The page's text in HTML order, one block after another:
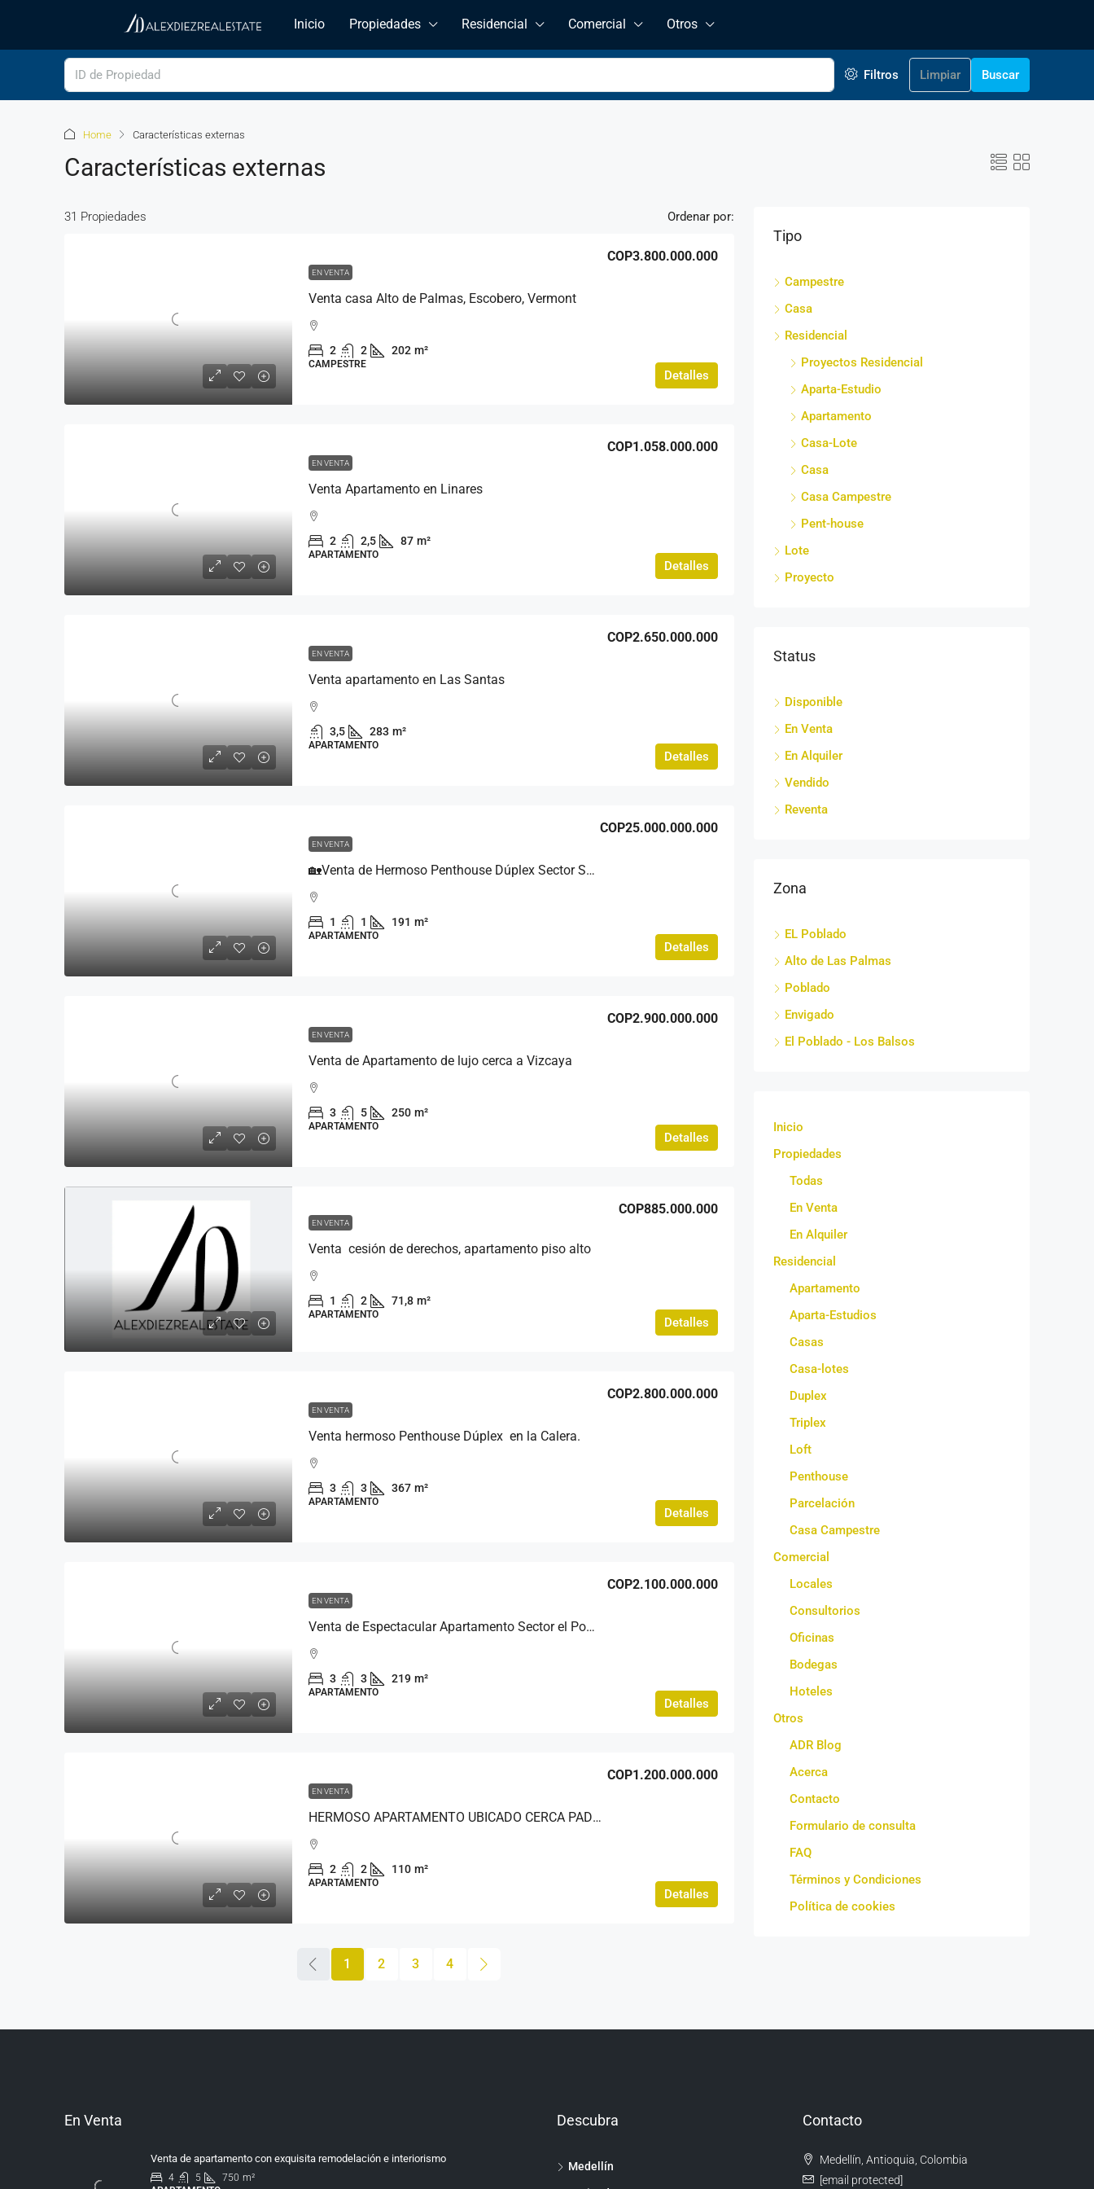
Inicio Propiedades Residencial Comercial Otros
Filtros Limpiar Buscar
Home Características externas
Características externas
31 Propiedades Ordenar por:
EN VENTA
Venta casa Alto de Palmas, Escobero, Vermont
COP3.800.000.000
2 2 202 m²
CAMPESTRE
Detalles
EN VENTA
Venta Apartamento en Linares
COP1.058.000.000
2 2,5 87 m²
APARTAMENTO
Detalles
EN VENTA
Venta apartamento en Las Santas
COP2.650.000.000
3,5 283 m²
APARTAMENTO
Detalles
EN VENTA
🏡Venta de Hermoso Penthouse Dúplex Sector San Lucas Drive inn
COP25.000.000.000
1 1 191 m²
APARTAMENTO
Detalles
EN VENTA
Venta de Apartamento de lujo cerca a Vizcaya
COP2.900.000.000
3 5 250 m²
APARTAMENTO
Detalles
EN VENTA
Venta cesión de derechos, apartamento piso alto
COP885.000.000
1 2 71,8 m²
APARTAMENTO
Detalles
EN VENTA
Venta hermoso Penthouse Dúplex en la Calera.
COP2.800.000.000
3 3 367 m²
APARTAMENTO
Detalles
EN VENTA
Venta de Espectacular Apartamento Sector el Poblado.
COP2.100.000.000
3 3 219 m²
APARTAMENTO
Detalles
EN VENTA
HERMOSO APARTAMENTO UBICADO CERCA PADRE MARIANITO
COP1.200.000.000
2 2 110 m²
APARTAMENTO
Detalles
1 2 3 4
Tipo
Campestre
Casa
Residencial
Proyectos Residencial
Aparta-Estudio
Apartamento
Casa-Lote
Casa
Casa Campestre
Pent-house
Lote
Proyecto
Status
Disponible
En Venta
En Alquiler
Vendido
Reventa
Zona
EL Poblado
Alto de Las Palmas
Poblado
Envigado
El Poblado - Los Balsos
Inicio
Propiedades
Todas
En Venta
En Alquiler
Residencial
Apartamento
Aparta-Estudios
Casas
Casa-lotes
Duplex
Triplex
Loft
Penthouse
Parcelación
Casa Campestre
Comercial
Locales
Consultorios
Oficinas
Bodegas
Hoteles
Otros
ADR Blog
Acerca
Contacto
Formulario de consulta
FAQ
Términos y Condiciones
Política de cookies
En Venta
Venta de apartamento con exquisita remodelación e interiorismo
4 5 750 m²
Descubra
Medellín
Contacto
Medellín, Antioquia, Colombia
[email protected]